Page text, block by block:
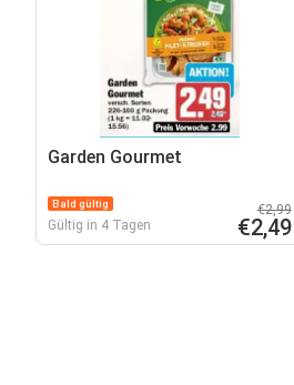
Garden Gourmet
Bald gültig
Gültig in 4 Tagen
€2,99
€2,49